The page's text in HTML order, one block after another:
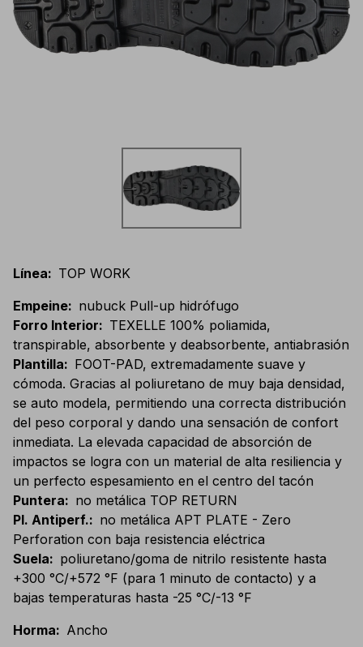
Línea: TOP WORK
Empeine: nubuck Pull-up hidrófugo
Forro Interior: TEXELLE 100% poliamida,
transpirable, absorbente y deabsorbente, antiabrasión
Plantilla: FOOT-PAD, extremadamente suave y
cómoda. Gracias al poliuretano de muy baja densidad,
se auto modela, permitiendo una correcta distribución
del peso corporal y dando una sensación de confort
inmediata. La elevada capacidad de absorción de
impactos se logra con un material de alta resiliencia y
un perfecto espesamiento en el centro del tacón
Puntera: no metálica TOP RETURN
Pl. Antiperf.: no metálica APT PLATE - Zero
Perforation con baja resistencia eléctrica
Suela: poliuretano/goma de nitrilo resistente hasta
+300 °C/+572 °F (para 1 minuto de contacto) y a
bajas temperaturas hasta -25 °C/-13 °F
Horma: Ancho